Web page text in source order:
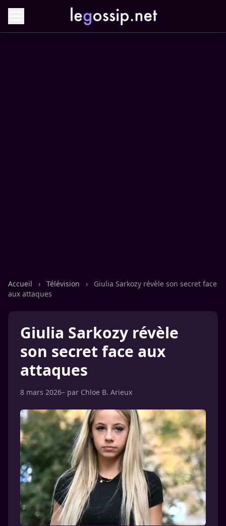
Accueil › Télévision ›
Giulia Sarkozy révèle son secret face
aux attaques
Giulia Sarkozy révèle
son secret face aux
attaques
8 mars 2026– par Chloe B. Arieux